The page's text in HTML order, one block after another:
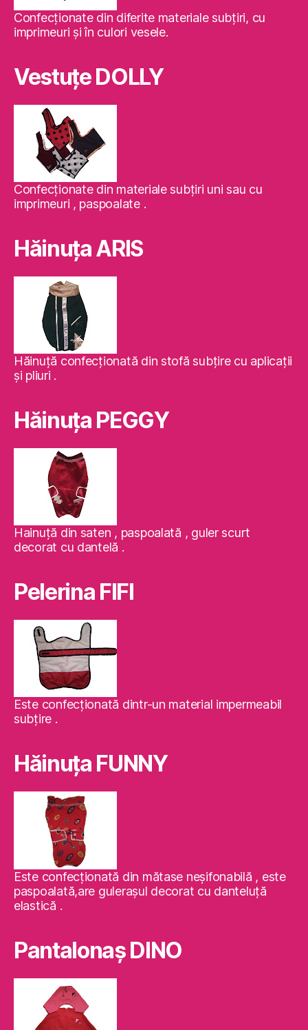
Confecţionate din diferite materiale subţiri, cu
imprimeuri şi în culori vesele.
Vestuţe DOLLY
Confecţionate din materiale subţiri uni sau cu
imprimeuri , paspoalate .
Hăinuţa ARIS
Hăinuţă confecţionată din stofă subţire cu aplicaţii
şi pliuri .
Hăinuţa PEGGY
Hainuţă din saten , paspoalată , guler scurt
decorat cu dantelă .
Pelerina FIFI
Este confecţionată dintr-un material impermeabil
subţire .
Hăinuţa FUNNY
Este confecţionată din mătase neşifonabilă , este
paspoalată,are guleraşul decorat cu danteluţă
elastică .
Pantalonaş DINO